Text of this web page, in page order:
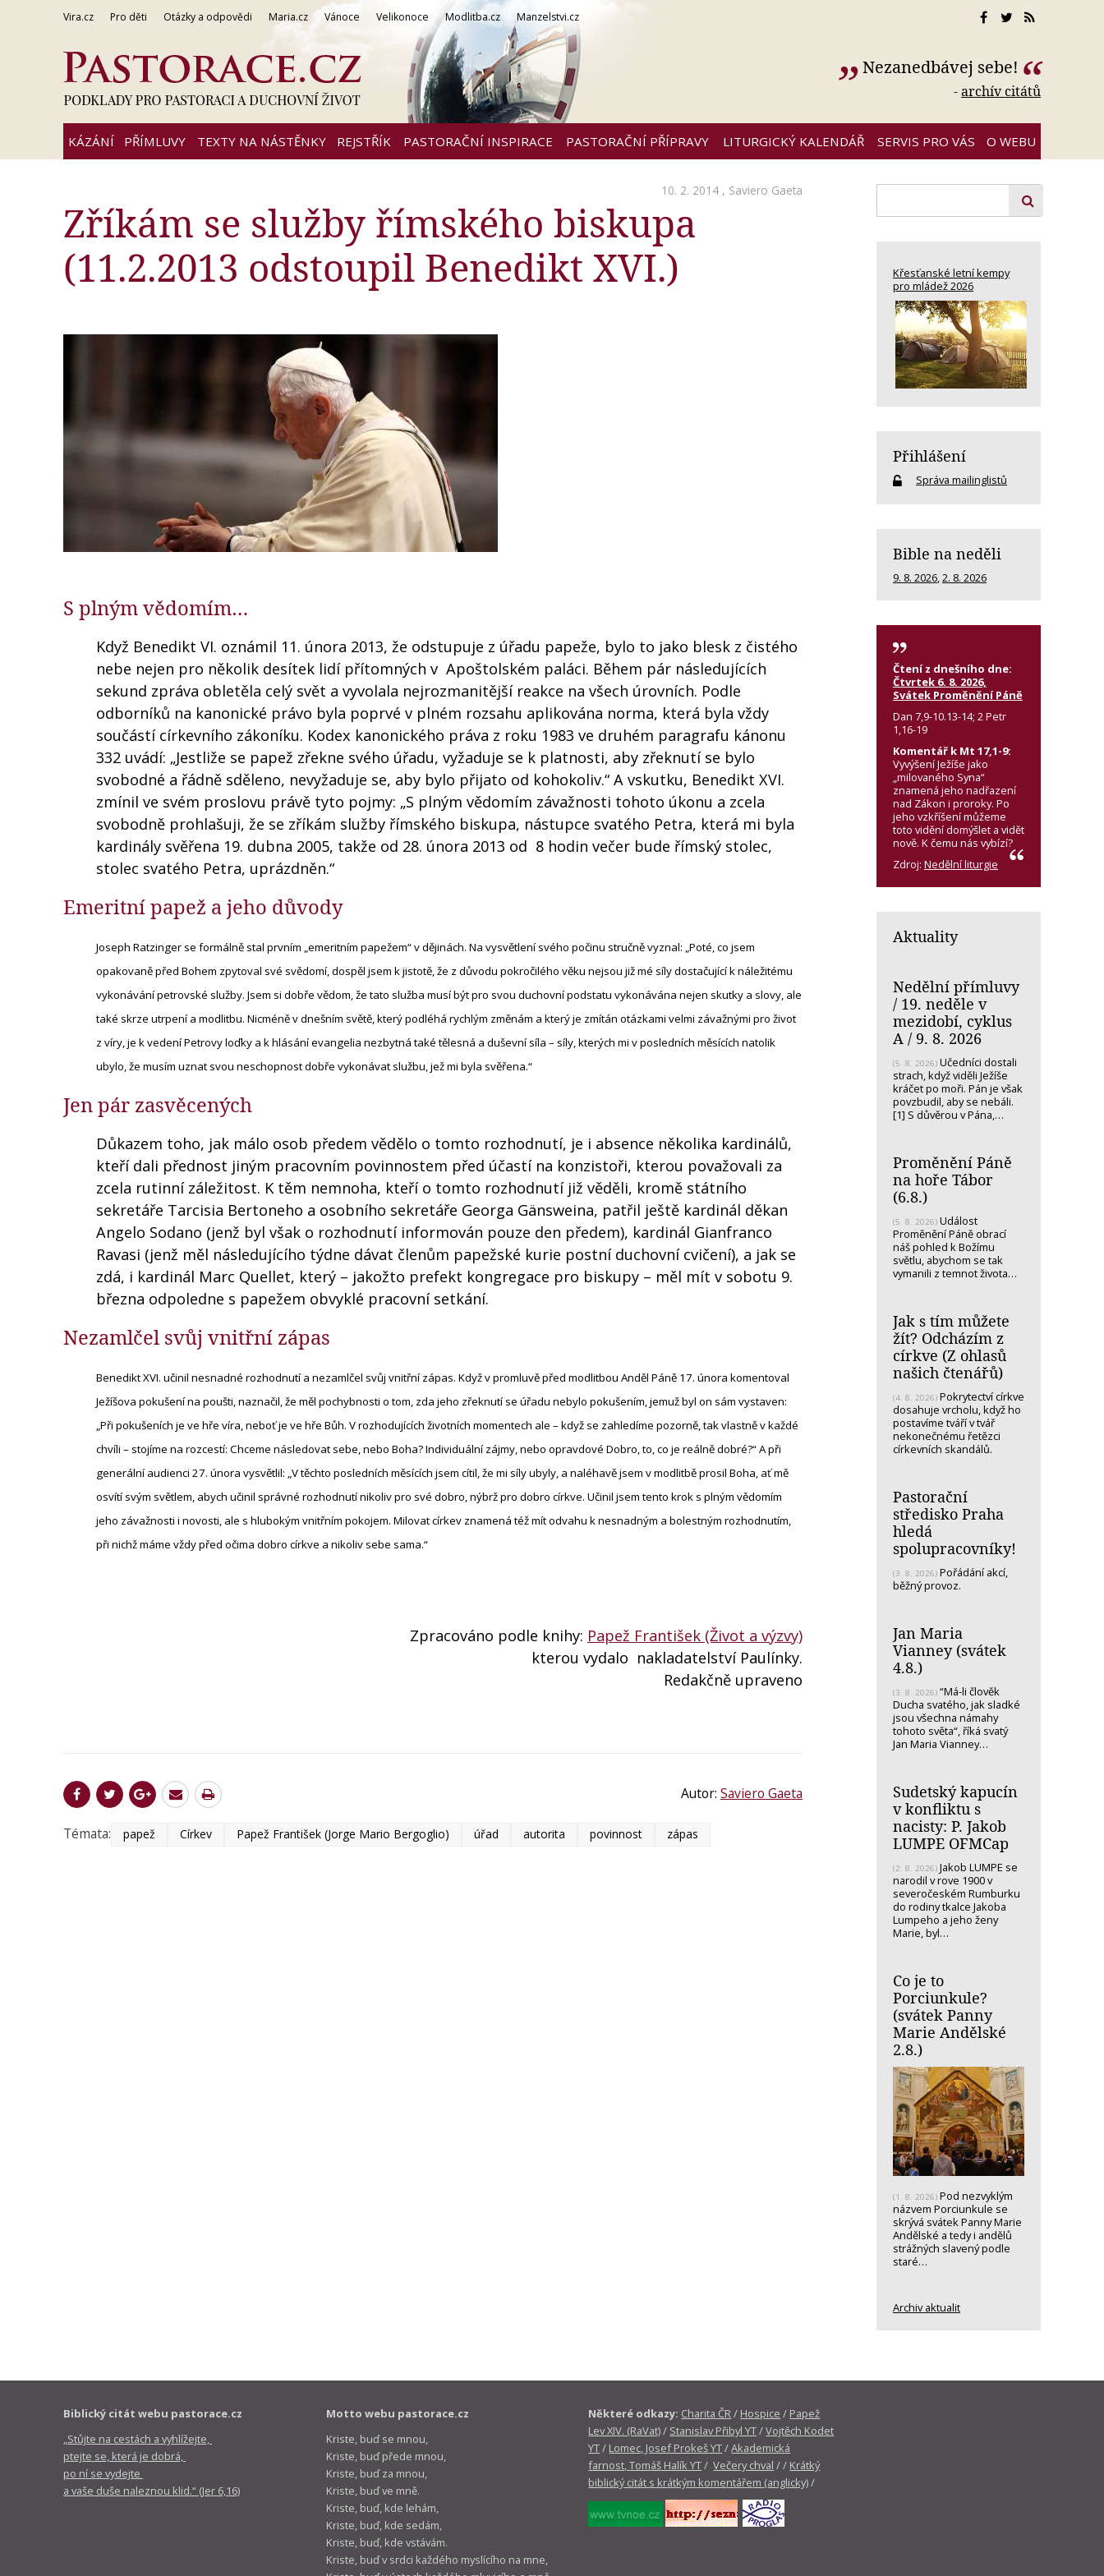
Vira.cz Pro děti Otázky a odpovědi Maria.cz Vánoce Velikonoce Modlitba.cz Manzelstvi.cz
Nezanedbávej sebe!
-archív citátů
KÁZÁNÍ PŘÍMLUVY TEXTY NA NÁSTĚNKY REJSTŘÍK PASTORAČNÍ INSPIRACE PASTORAČNÍ PŘÍPRAVY LITURGICKÝ KALENDÁŘ SERVIS PRO VÁS O WEBU
10. 2. 2014 , Saviero Gaeta
Zříkám se služby římského biskupa
(11.2.2013 odstoupil Benedikt XVI.)
S plným vědomím…
Když Benedikt VI. oznámil 11. února 2013, že odstupuje z úřadu papeže, bylo to jako blesk z čistého
nebe nejen pro několik desítek lidí přítomných v Apoštolském paláci. Během pár následujících
sekund zpráva obletěla celý svět a vyvolala nejrozmanitější reakce na všech úrovních. Podle
odborníků na kanonické právo byla poprvé v plném rozsahu aplikována norma, která byla vždy
součástí církevního zákoníku. Kodex kanonického práva z roku 1983 ve druhém paragrafu kánonu
332 uvádí: „Jestliže se papež zřekne svého úřadu, vyžaduje se k platnosti, aby zřeknutí se bylo
svobodné a řádně sděleno, nevyžaduje se, aby bylo přijato od kohokoliv.“ A vskutku, Benedikt XVI.
zmínil ve svém proslovu právě tyto pojmy: „S plným vědomím závažnosti tohoto úkonu a zcela
svobodně prohlašuji, že se zříkám služby římského biskupa, nástupce svatého Petra, která mi byla
kardinály svěřena 19. dubna 2005, takže od 28. února 2013 od 8 hodin večer bude římský stolec,
stolec svatého Petra, uprázdněn.“
Emeritní papež a jeho důvody
Joseph Ratzinger se formálně stal prvním „emeritním papežem“ v dějinách. Na vysvětlení svého počinu stručně vyznal: „Poté, co jsem
opakovaně před Bohem zpytoval své svědomí, dospěl jsem k jistotě, že z důvodu pokročilého věku nejsou již mé síly dostačující k náležitému
vykonávání petrovské služby. Jsem si dobře vědom, že tato služba musí být pro svou duchovní podstatu vykonávána nejen skutky a slovy, ale
také skrze utrpení a modlitbu. Nicméně v dnešním světě, který podléhá rychlým změnám a který je zmítán otázkami velmi závažnými pro život
z víry, je k vedení Petrovy loďky a k hlásání evangelia nezbytná také tělesná a duševní síla – síly, kterých mi v posledních měsících natolik
ubylo, že musím uznat svou neschopnost dobře vykonávat službu, jež mi byla svěřena.“
Jen pár zasvěcených
Důkazem toho, jak málo osob předem vědělo o tomto rozhodnutí, je i absence několika kardinálů,
kteří dali přednost jiným pracovním povinnostem před účastí na konzistoři, kterou považovali za
zcela rutinní záležitost. K těm nemnoha, kteří o tomto rozhodnutí již věděli, kromě státního
sekretáře Tarcisia Bertoneho a osobního sekretáře Georga Gänsweina, patřil ještě kardinál děkan
Angelo Sodano (jenž byl však o rozhodnutí informován pouze den předem), kardinál Gianfranco
Ravasi (jenž měl následujícího týdne dávat členům papežské kurie postní duchovní cvičení), a jak se
zdá, i kardinál Marc Quellet, který – jakožto prefekt kongregace pro biskupy – měl mít v sobotu 9.
března odpoledne s papežem obvyklé pracovní setkání.
Nezamlčel svůj vnitřní zápas
Benedikt XVI. učinil nesnadné rozhodnutí a nezamlčel svůj vnitřní zápas. Když v promluvě před modlitbou Anděl Páně 17. února komentoval
Ježíšova pokušení na poušti, naznačil, že měl pochybnosti o tom, zda jeho zřeknutí se úřadu nebylo pokušením, jemuž byl on sám vystaven:
„Při pokušeních je ve hře víra, neboť je ve hře Bůh. V rozhodujících životních momentech ale – když se zahledíme pozorně, tak vlastně v každé
chvíli – stojíme na rozcestí: Chceme následovat sebe, nebo Boha? Individuální zájmy, nebo opravdové Dobro, to, co je reálně dobré?“ A při
generální audienci 27. února vysvětlil: „V těchto posledních měsících jsem cítil, že mi síly ubyly, a naléhavě jsem v modlitbě prosil Boha, ať mě
osvítí svým světlem, abych učinil správné rozhodnutí nikoliv pro své dobro, nýbrž pro dobro církve. Učinil jsem tento krok s plným vědomím
jeho závažnosti i novosti, ale s hlubokým vnitřním pokojem. Milovat církev znamená též mít odvahu k nesnadným a bolestným rozhodnutím,
při nichž máme vždy před očima dobro církve a nikoliv sebe sama.“
Zpracováno podle knihy: Papež František (Život a výzvy)
kterou vydalo nakladatelství Paulínky.
Redakčně upraveno
Autor: Saviero Gaeta
Témata: papež Církev Papež František (Jorge Mario Bergoglio) úřad autorita povinnost zápas
Křesťanské letní kempy
pro mládež 2026
Přihlášení
Správa mailinglistů
Bible na neděli
9. 8. 2026 2. 8. 2026
Čtení z dnešního dne:
Čtvrtek 6. 8. 2026,
Svátek Proměnění Páně
Dan 7,9-10.13-14; 2 Petr
1,16-19
Komentář k Mt 17,1-9:
Vyvýšení Ježíše jako
„milovaného Syna“
znamená jeho nadřazení
nad Zákon i proroky. Po
jeho vzkříšení můžeme
toto vidění domýšlet a vidět
nově. K čemu nás vybízí?
Zdroj: Nedělní liturgie
Aktuality
Nedělní přímluvy
/ 19. neděle v
mezidobí, cyklus
A / 9. 8. 2026
(5. 8. 2026) Učedníci dostali
strach, když viděli Ježíše
kráčet po moři. Pán je však
povzbudil, aby se nebáli.
[1] S důvěrou v Pána,…
Proměnění Páně
na hoře Tábor
(6.8.)
(5. 8. 2026) Událost
Proměnění Páně obrací
náš pohled k Božímu
světlu, abychom se tak
vymanili z temnot života…
Jak s tím můžete
žít? Odcházím z
církve (Z ohlasů
našich čtenářů)
(4. 8. 2026) Pokrytectví církve
dosahuje vrcholu, když ho
postavíme tváří v tvář
nekonečnému řetězci
církevních skandálů.
Pastorační
středisko Praha
hledá
spolupracovníky!
(3. 8. 2026) Pořádání akcí,
běžný provoz.
Jan Maria
Vianney (svátek
4.8.)
(3. 8. 2026) “Má-li člověk
Ducha svatého, jak sladké
jsou všechna námahy
tohoto světa“, říká svatý
Jan Maria Vianney…
Sudetský kapucín
v konfliktu s
nacisty: P. Jakob
LUMPE OFMCap
(2. 8. 2026) Jakob LUMPE se
narodil v rove 1900 v
severočeském Rumburku
do rodiny tkalce Jakoba
Lumpeho a jeho ženy
Marie, byl…
Co je to
Porciunkule?
(svátek Panny
Marie Andělské
2.8.)
(1. 8. 2026) Pod nezvyklým
názvem Porciunkule se
skrývá svátek Panny Marie
Andělské a tedy i andělů
strážných slavený podle
staré…
Archiv aktualit
Biblický citát webu pastorace.cz
„Stůjte na cestách a vyhlížejte,
ptejte se, která je dobrá,
po ní se vydejte
a vaše duše naleznou klid.“ (Jer 6,16)
Motto webu pastorace.cz
Kriste, buď se mnou,
Kriste, buď přede mnou,
Kriste, buď za mnou,
Kriste, buď ve mně.
Kriste, buď, kde lehám,
Kriste, buď, kde sedám,
Kriste, buď, kde vstávám.
Kriste, buď v srdci každého myslícího na mne,
Některé odkazy: Charita ČR/ Hospice / Papež
Lev XIV. (RaVat)/ Stanislav Přibyl YT/Vojtěch Kodet
YT/ Lomec, Josef Prokeš YT/Akademická
farnost, Tomáš Halík YT/Večery chval / / Krátký
biblický citát s krátkým komentářem (anglicky)/